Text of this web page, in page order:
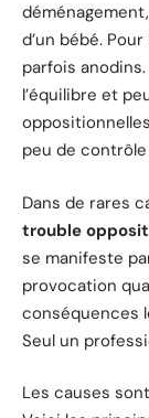
d’un bébé.
parfois
l’équilibre et
peu de contrôle
Dans de rares
trouble
se manifeste
provocation
conséquences
Seul un
Les causes